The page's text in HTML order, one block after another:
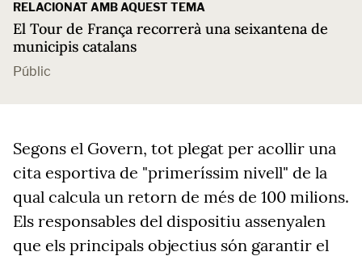
RELACIONAT AMB AQUEST TEMA
El Tour de França recorrerà una seixantena de
municipis catalans
Públic
Segons el Govern, tot plegat per acollir una
cita esportiva de "primeríssim nivell" de la
qual calcula un retorn de més de 100 milions.
Els responsables del dispositiu assenyalen
que els principals objectius són garantir el